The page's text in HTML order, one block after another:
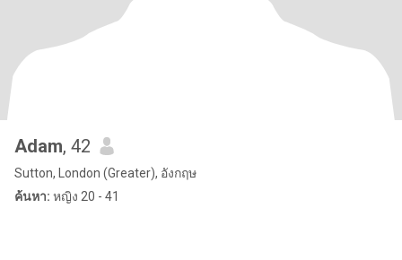
Adam, 42
Sutton, London (Greater), อังกฤษ
ค้นหา: หญิง 20 - 41